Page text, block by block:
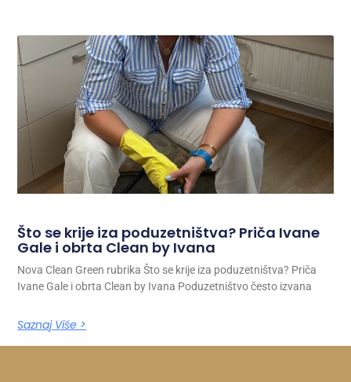
Što se krije iza poduzetništva? Priča Ivane
Gale i obrta Clean by Ivana
Nova Clean Green rubrika Što se krije iza poduzetništva? Priča
Ivane Gale i obrta Clean by Ivana Poduzetništvo često izvana
Saznaj Više >